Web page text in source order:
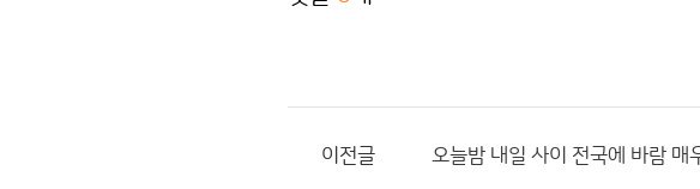
이전글 오늘밤 내일 사이 전국에 바람 매